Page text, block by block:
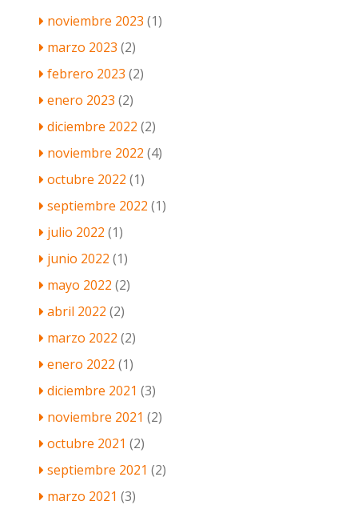
noviembre 2023 (1)
marzo 2023 (2)
febrero 2023 (2)
enero 2023 (2)
diciembre 2022 (2)
noviembre 2022 (4)
octubre 2022 (1)
septiembre 2022 (1)
julio 2022 (1)
junio 2022 (1)
mayo 2022 (2)
abril 2022 (2)
marzo 2022 (2)
enero 2022 (1)
diciembre 2021 (3)
noviembre 2021 (2)
octubre 2021 (2)
septiembre 2021 (2)
marzo 2021 (3)